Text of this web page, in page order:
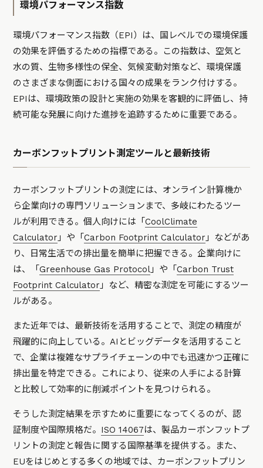
環境パフォーマンス指数
環境パフォーマンス指数（EPI）は、国レベルでの環境保護
の効果を評価するための指標である。この指数は、空気と
水の質、生物多様性の保全、気候変動対策など、環境保護
のさまざまな側面における国々の成果をランク付けする。
EPIは、環境政策の設計と実施の効果を客観的に評価し、持
続可能な発展に向けた進捗を追跡するために重要である。
カーボンフットプリント測定ツールと最新技術
カーボンフットプリントの測定には、オンライン計算機か
ら企業向けの専門ソリューションまで、多岐にわたるツー
ルが利用できる。個人向けには「CoolClimate
Calculator 」や「Carbon Footprint Calculator 」などがあ
り、日常生活での排出量を簡単に把握できる。企業向けに
は、「Greenhouse Gas Protocol 」や「Carbon Trust
Footprint Calculator 」など、精密な測定を可能にするツー
ルがある。
また近年では、最新技術を活用することで、測定の精度が
飛躍的に向上している。AIとビッグデータを活用すること
で、企業は複雑なサプライチェーンの中でも迅速かつ正確に
排出量を特定できる。これにより、従来の人手による計算
と比較して効率的に削減ポイントを見つけられる。
そうした測定結果を示すために重要になってくるのが、認
証制度や国際規格だ。 ISO 14067は、製品カーボンフットプ
リントの測定と報告に関する国際基準を提供する。また、
EUをはじめとする多くの地域では、カーボンフットプリン